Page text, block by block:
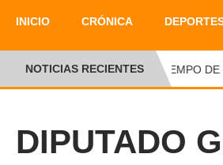
INICIO CRÓNICA
NOTICIAS RECIENTESTIEMPO DE
DIPUTADO